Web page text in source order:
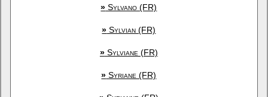
» Sylvano (FR)
» Sylvian (FR)
»Sylviane (FR)
» Syriane (FR)